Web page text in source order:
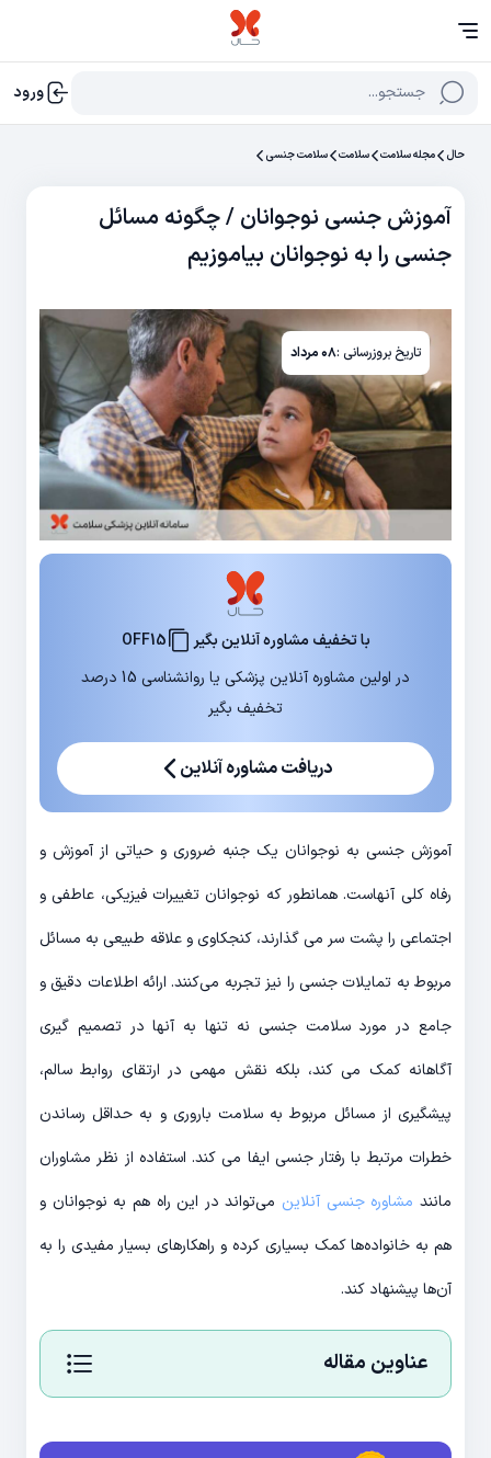
جستجو... ورود
حال مجله سلامت سلامت سلامت جنسی
آموزش جنسی نوجوانان / چگونه مسائل
جنسی را به نوجوانان بیاموزیم
تاریخ بروزرسانی :۰۸ مرداد
با تخفیف مشاوره آنلاین بگیر
OFF15
در اولین مشاوره آنلاین پزشکی یا روانشناسی 15 درصد
تخفیف بگیر
دریافت مشاوره آنلاین
آموزش جنسی به نوجوانان یک جنبه ضروری و حیاتی از آموزش و
رفاه کلی آنهاست. همانطور که نوجوانان تغییرات فیزیکی، عاطفی و
اجتماعی را پشت سر می گذارند، کنجکاوی و علاقه طبیعی به مسائل
مربوط به تمایلات جنسی را نیز تجربه می‌کنند. ارائه اطلاعات دقیق و
جامع در مورد سلامت جنسی نه تنها به آنها در تصمیم گیری
آگاهانه کمک می کند، بلکه نقش مهمی در ارتقای روابط سالم،
پیشگیری از مسائل مربوط به سلامت باروری و به حداقل رساندن
خطرات مرتبط با رفتار جنسی ایفا می کند. استفاده از نظر مشاوران
مانند مشاوره جنسی آنلاین می‌تواند در این راه هم به نوجوانان و
هم به خانواده‌ها کمک بسیاری کرده و راهکارهای بسیار مفیدی را به
آن‌ها پیشنهاد کند.
عناوین مقاله